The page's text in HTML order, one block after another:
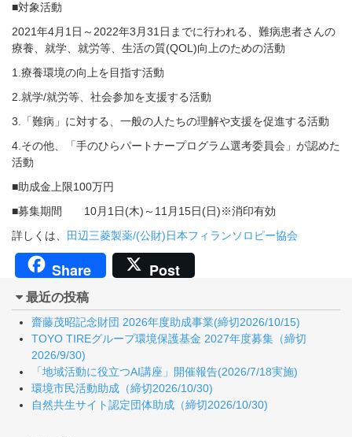
■対象活動
2021年4月1日～2022年3月31日までに行われる、難病患者さんの
療養、就学、就労等、生活の質(QOL)向上のための活動
1.療養環境の向上を目指す活動
2.就学/就労等、社会参加を支援する活動
3.「難病」に対する、一般の人たちの理解や支援を促進する活動
4.その他、「手のひらパートナープログラム選考委員会」が認めた
活動
■助成金上限100万円
■募集期間 10月1日(木)～11月15日(日)※消印有効
詳しくは、
田辺三菱製薬/(公財)日本フィランソロピー協会
Share Post
最近の投稿
齋藤茂昭記念財団 2026年度助成事業(締切2026/10/15)
TOYO TIREグループ環境保護基金 2027年度募集（締切
2026/9/30)
「地域活動に役立つAI講座」開催報告(2026/7/18実施)
環境市民活動助成（締切2026/10/30)
自然共生サイト認定団体助成（締切2026/10/30)